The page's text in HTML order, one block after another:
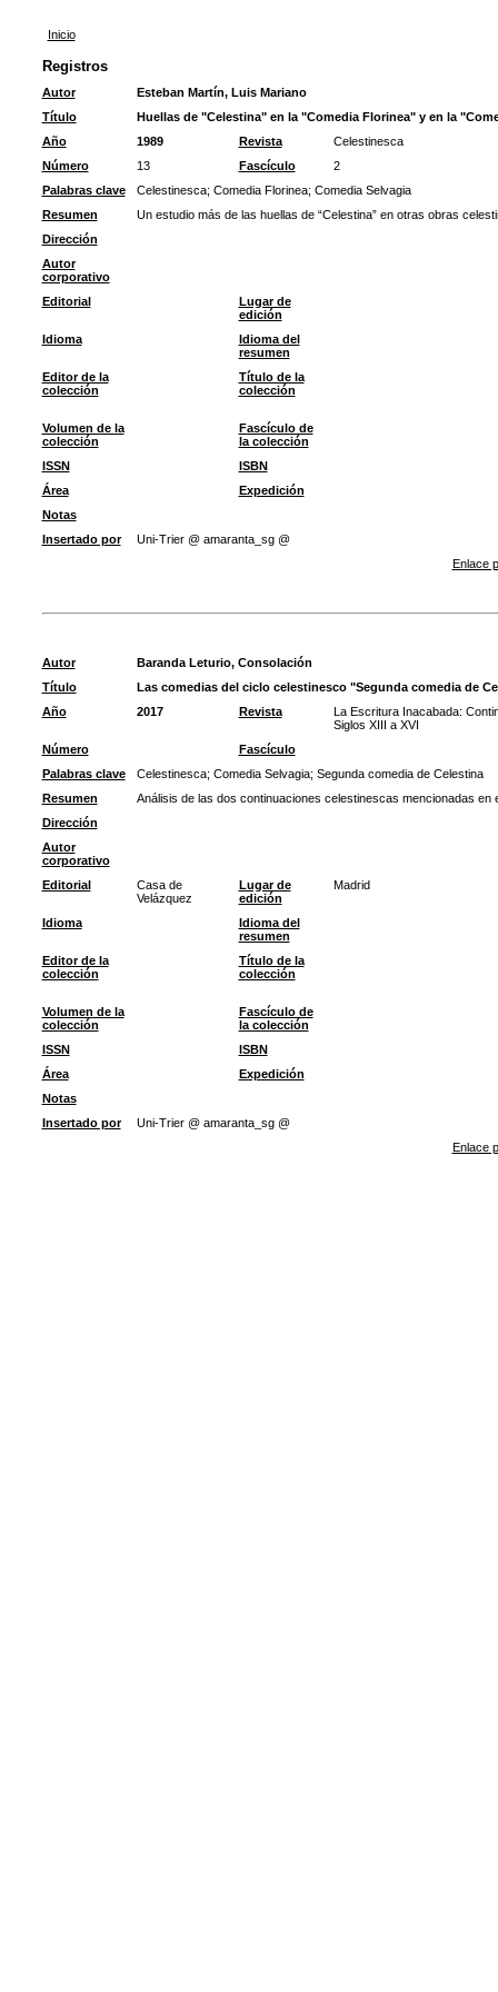
Inicio
Registros
Autor
Esteban Martín, Luis Mariano
Título
Huellas de "Celestina" en la "Comedia Florinea" y en la
Año
1989 Revista
Celestinesca
Número
13 Fascículo
2
Palabras clave
Celestinesca; Comedia Florinea; Comedia Selvagia
Resumen
Un estudio más de las huellas de “Celestina” en otras obras
Dirección
Autor
corporativo
Editorial
Lugar de
edición
Idioma
Idioma del
resumen
Editor de la
colección
Título de la
colección
Volumen de la
colección
Fascículo de
la colección
ISSN
ISBN
Área
Expedición
Notas
Insertado por
Uni-Trier @ amaranta_sg @
Enlace
Autor
Baranda Leturio, Consolación
Título
Las comedias del ciclo celestinesco "Segunda comedia de
Año
2017 Revista
La Escritura Inacabada:
Siglos XIII a XVI
Número
Fascículo
Palabras clave
Celestinesca; Comedia Selvagia; Segunda comedia de Celestina
Resumen
Análisis de las dos continuaciones celestinescas mencionadas en
Dirección
Autor
corporativo
Editorial
Casa de
Velázquez
Lugar de
edición
Madrid
Idioma
Idioma del
resumen
Editor de la
colección
Título de la
colección
Volumen de la
colección
Fascículo de
la colección
ISSN
ISBN
Área
Expedición
Notas
Insertado por
Uni-Trier @ amaranta_sg @
Enlace